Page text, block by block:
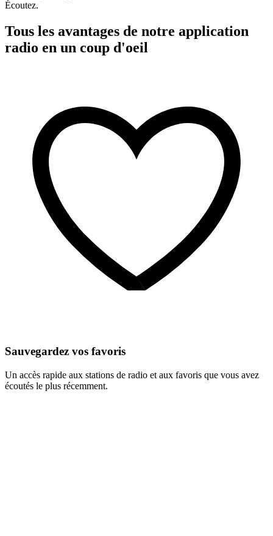
Écoutez.
Tous les avantages de notre application
radio en un coup d'oeil
Sauvegardez vos favoris
Un accès rapide aux stations de radio et aux favoris que vous avez
écoutés le plus récemment.